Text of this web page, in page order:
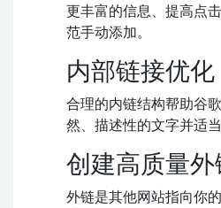
更丰富的信息、提高点
范手动添加。
内部链接优化
合理的内链结构帮助谷
然、描述性的文字并适
创建高质量外
外链是其他网站指向你